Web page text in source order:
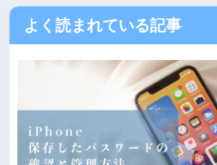
よく読まれている記事